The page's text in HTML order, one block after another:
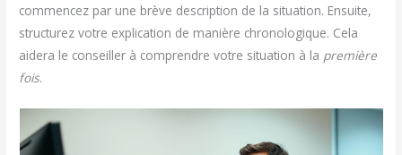
commencez par une brève description de la situation. Ensuite,
structurez votre explication de manière chronologique. Cela
aidera le conseiller à comprendre votre situation à la première
fois.